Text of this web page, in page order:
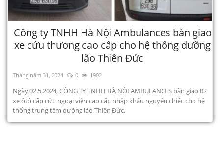
Công ty TNHH Hà Nội Ambulances bàn giao
xe cứu thương cao cấp cho hệ thống dưỡng
lão Thiên Đức
Tháng năm 31, 2024 0 1902
Ngày 02.5.2024, CÔNG TY TNHH HÀ NỘI AMBULANCES bàn giao 02
xe ôtô cấp cứu ngoại viện cao cấp nhập khẩu nguyên chiếc cho hệ
thống trung tâm dưỡng lão Thiên Đức.